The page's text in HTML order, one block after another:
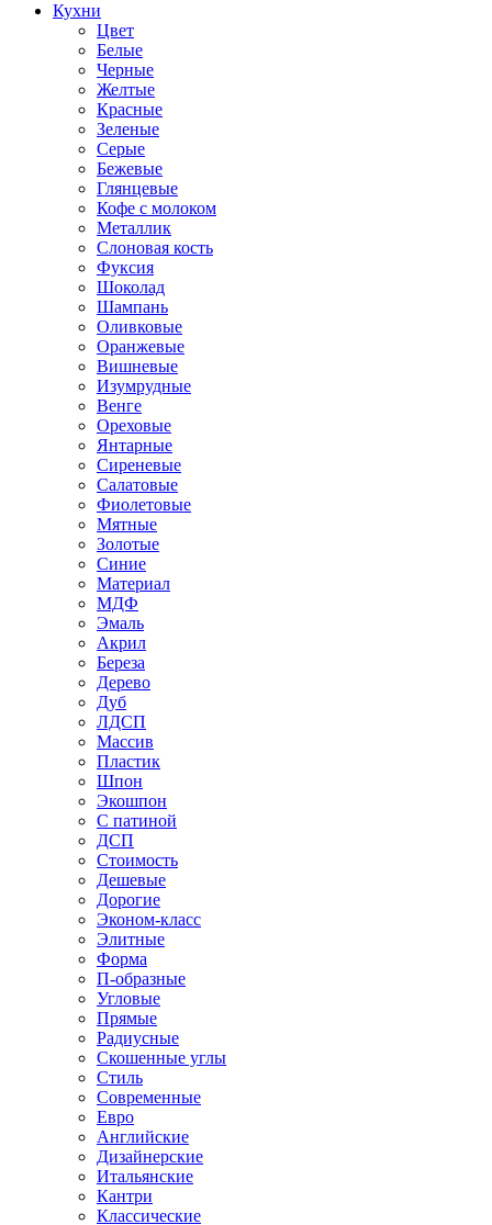
Кухни
Цвет
Белые
Черные
Желтые
Красные
Зеленые
Серые
Бежевые
Глянцевые
Кофе с молоком
Металлик
Слоновая кость
Фуксия
Шоколад
Шампань
Оливковые
Оранжевые
Вишневые
Изумрудные
Венге
Ореховые
Янтарные
Сиреневые
Салатовые
Фиолетовые
Мятные
Золотые
Синие
Материал
МДФ
Эмаль
Акрил
Береза
Дерево
Дуб
ЛДСП
Массив
Пластик
Шпон
Экошпон
С патиной
ДСП
Стоимость
Дешевые
Дорогие
Эконом-класс
Элитные
Форма
П-образные
Угловые
Прямые
Радиусные
Скошенные углы
Стиль
Современные
Евро
Английские
Дизайнерские
Итальянские
Кантри
Классические